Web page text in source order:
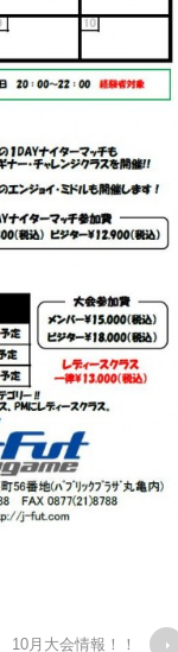
10月大会情報！！